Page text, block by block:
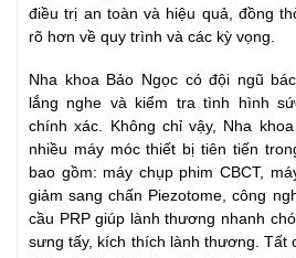
điều trị an toàn và hiệu quả, đồng
rõ hơn về quy trình và các kỳ vọng.
Nha khoa Bảo Ngọc có đội ngũ
lắng nghe và kiểm tra tình hình
chính xác. Không chỉ vậy, Nha
nhiều máy móc thiết bị tiên tiến
bao gồm: máy chụp phim CBCT,
giảm sang chấn Piezotome, công
cầu PRP giúp lành thương nhanh
sưng tấy, kích thích lành thương. Tất